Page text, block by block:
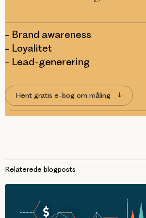
- Brand awareness
- Loyalitet
- Lead-generering
Hent gratis e-bog om måling
Relaterede blogposts